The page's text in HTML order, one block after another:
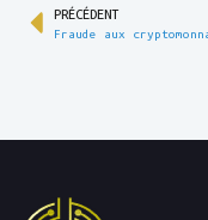
PRÉCÉDENT